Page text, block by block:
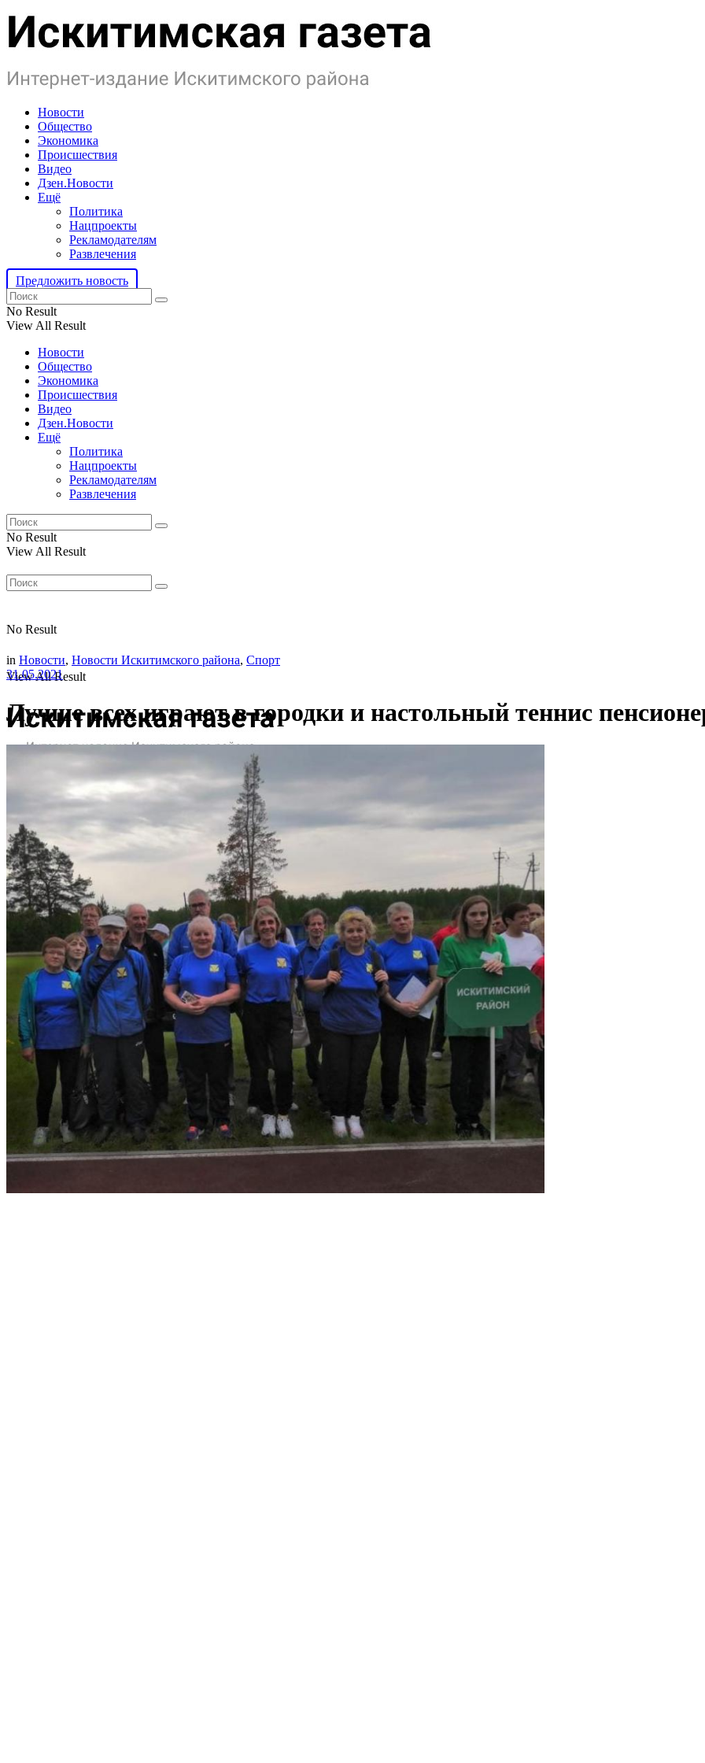
Новости
Общество
Экономика
Происшествия
Видео
Дзен.Новости
Ещё
Политика
Нацпроекты
Рекламодателям
Развлечения
Предложить новость
No Result
View All Result
Новости
Общество
Экономика
Происшествия
Видео
Дзен.Новости
Ещё
Политика
Нацпроекты
Рекламодателям
Развлечения
No Result
View All Result
No Result
View All Result
in Новости, Новости Искитимского района, Спорт
31.05.2021
Лучше всех играют в городки и настольный теннис